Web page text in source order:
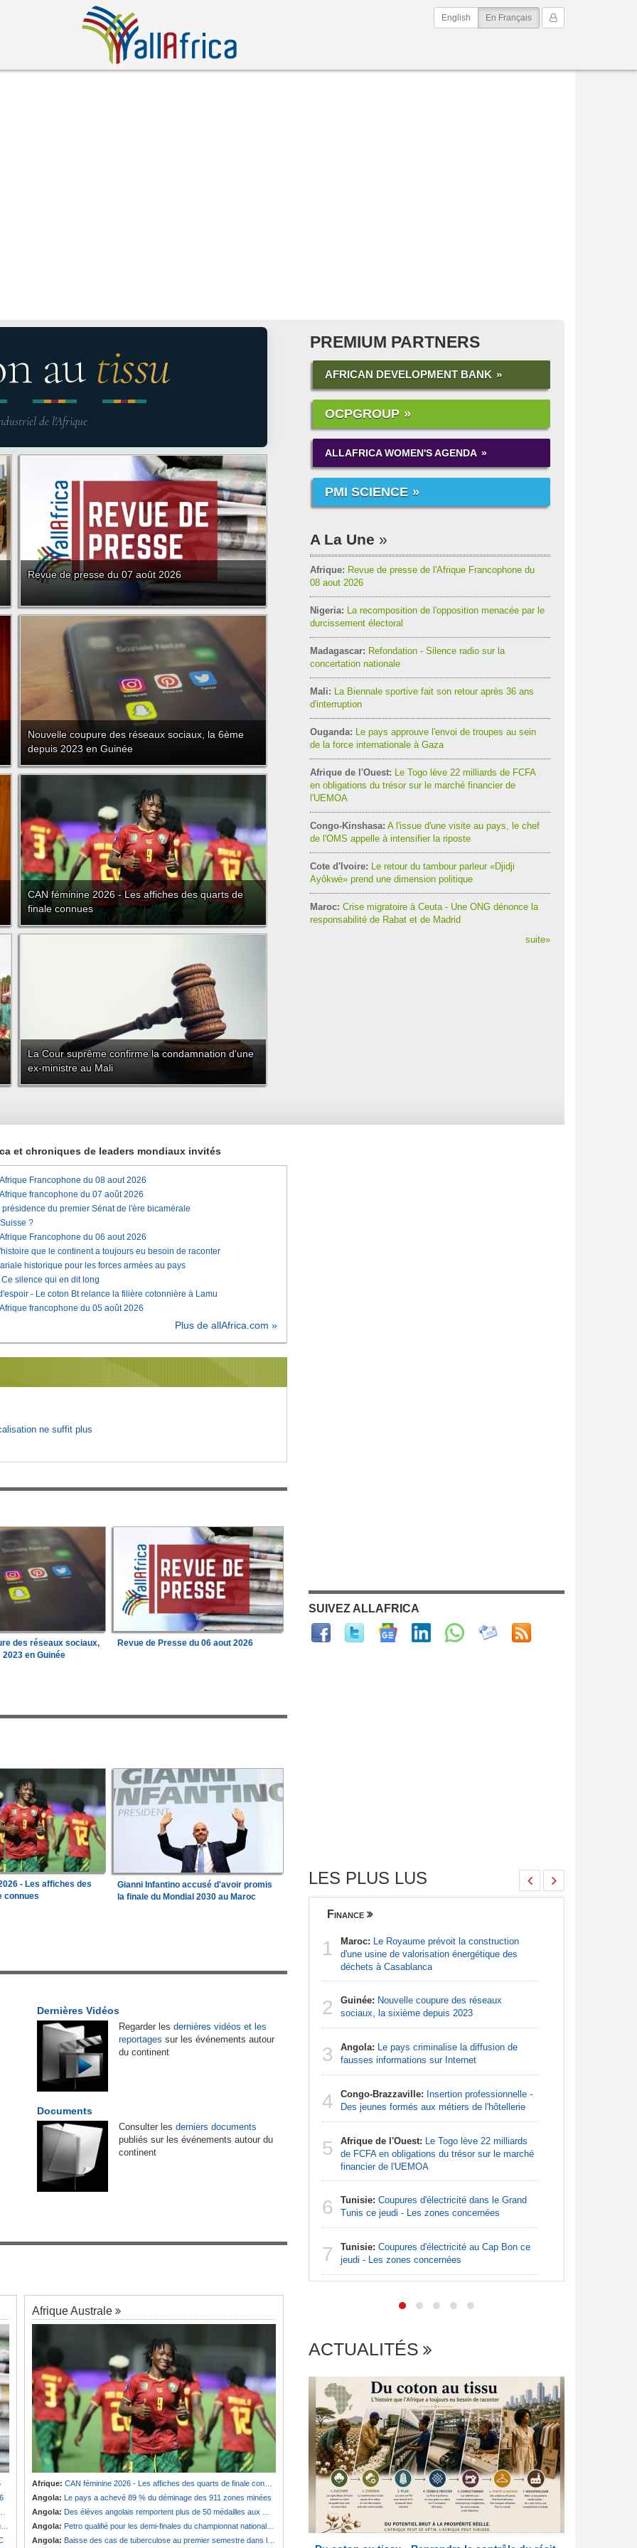
Mon Compte
English En Français(current)
au tissu
de l'Afrique
Revue de presse du 07 août 2026
Nouvelle coupure des réseaux sociaux, la 6ème
depuis 2023 en Guinée
CAN féminine 2026 - Les affiches des quarts de
finale connues
La Cour suprême confirme la condamnation d'une
ex-ministre au Mali
PREMIUM PARTNERS
AFRICAN DEVELOPMENT BANK
OCPGROUP
ALLAFRICA WOMEN'S AGENDA
PMI SCIENCE
A La Une
Afrique: Revue de presse de l'Afrique Francophone du
08 aout 2026
Nigeria: La recomposition de l'opposition menacée par le
durcissement électoral
Madagascar: Refondation - Silence radio sur la
concertation nationale
Mali: La Biennale sportive fait son retour après 36 ans
d'interruption
Ouganda: Le pays approuve l'envoi de troupes au sein
de la force internationale à Gaza
Afrique de l'Ouest: Le Togo lève 22 milliards de FCFA
en obligations du trésor sur le marché financier de
l'UEMOA
Congo-Kinshasa: A l'issue d'une visite au pays, le chef
de l'OMS appelle à intensifier la riposte
Cote d'Ivoire: Le retour du tambour parleur «Djidji
Ayôkwé» prend une dimension politique
Maroc: Crise migratoire à Ceuta - Une ONG dénonce la
responsabilité de Rabat et de Madrid
suite»
et chroniques de leaders mondiaux invités
Francophone du 08 aout 2026
francophone du 07 août 2026
présidence du premier Sénat de l'ère bicamérale
?
Francophone du 06 aout 2026
que le continent a toujours eu besoin de raconter
historique pour les forces armées au pays
silence qui en dit long
- Le coton Bt relance la filière cotonnière à Lamu
francophone du 05 août 2026
Plus de allAfrica.com »
ne suffit plus
des réseaux sociaux,
2023 en Guinée
Revue de Presse du 06 aout 2026
- Les affiches des
connues
Gianni Infantino accusé d'avoir promis
la finale du Mondial 2030 au Maroc
Dernières Vidéos
Regarder les dernières vidéos et les
reportages sur les événements autour
du continent
Documents
Consulter les derniers documents
publiés sur les événements autour du
continent
Afrique Australe
Afrique: CAN féminine 2026 - Les affiches des quarts de finale connues
Angola: Le pays a achevé 89 % du déminage des 911 zones minées
Angola: Des élèves angolais remportent plus de 50 médailles aux Olympiades de mathématiques en Angleterre
Angola: Petro qualifié pour les demi-finales du championnat national féminin
Angola: Baisse des cas de tuberculose au premier semestre dans la province de Cunene
SUIVEZ ALLAFRICA
LES PLUS LUS
2
quarts de finale connues
3 Cote d'Ivoire:
Match de gala de l'Indépendance
- Le Gouvernement s'impose face à la FIF dans
une ambiance de fête
4 Madagascar:
encadre les famorana et les famadihana
5 Cameroun:Olive Ngobo Elok confirme les
accusations d'Effoudou
Guinée:Le général Amara Camara assume les
Finance
1 Maroc: Le Royaume prévoit la construction
d'une usine de valorisation énergétique des
déchets à Casablanca
2 Guinée: Nouvelle coupure des réseaux
sociaux, la sixième depuis 2023
3 Angola: Le pays criminalise la diffusion de
fausses informations sur Internet
4 Congo-Brazzaville: Insertion professionnelle -
Des jeunes formés aux métiers de l'hôtellerie
5 Afrique de l'Ouest: Le Togo lève 22 milliards
de FCFA en obligations du trésor sur le marché
financier de l'UEMOA
6 Tunisie: Coupures d'électricité dans le Grand
Tunis ce jeudi - Les zones concernées
7 Tunisie: Coupures d'électricité au Cap Bon ce
jeudi - Les zones concernées
ACTUALITÉS